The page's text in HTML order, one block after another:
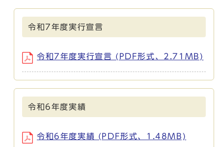
令和7年度実行宣言
令和7年度実行宣言 (PDF形式、2.71MB)
令和6年度実績
令和6年度実績 (PDF形式、1.48MB)